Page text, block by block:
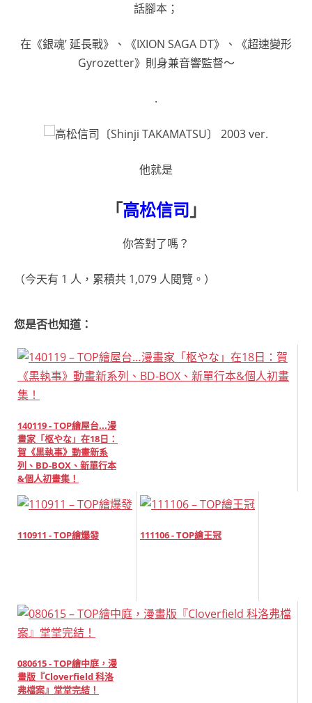
話腳本；
在《銀魂’ 延長戰》、《IXION SAGA DT》、《超速變形
Gyrozetter》則身兼音響監督～
.
他就是
「高松信司 」
你答對了嗎？
（今天有 1 人，累積共 1,079 人閱覽。）
您是否也知道：
140119 - TOP繪屋台...漫
畫家「枢やな」在18日：
賀《黒執事》動畫新系
列、BD-BOX、新單行本
&個人初畫集！
110911 - TOP繪爆發 111106 - TOP繪王冠
080615 - TOP繪中庭，漫
畫版『Cloverfield 科洛
弗檔案』堂堂完結！